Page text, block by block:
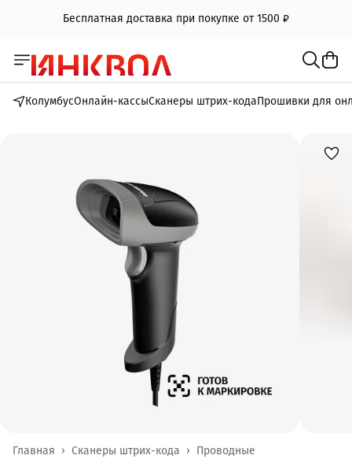
Бесплатная доставка при покупке от 1500 ₽
КолумбусОнлайн-кассыСканеры штрих-кодаПрошивки для
Проводные
Сканеры штрих-кода ›
Главная ›